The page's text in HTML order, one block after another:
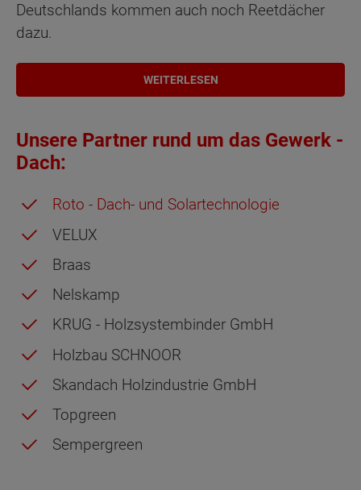
Deutschlands kommen auch noch Reetdächer
dazu.
WEITERLESEN
Unsere Partner rund um das Gewerk -
Dach:
Roto - Dach- und Solartechnologie
VELUX
Braas
Nelskamp
KRUG - Holzsystembinder GmbH
Holzbau SCHNOOR
Skandach Holzindustrie GmbH
Topgreen
Sempergreen